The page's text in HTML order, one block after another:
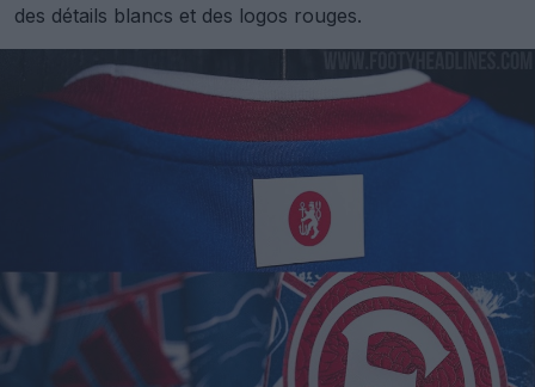
des détails blancs et des logos rouges.